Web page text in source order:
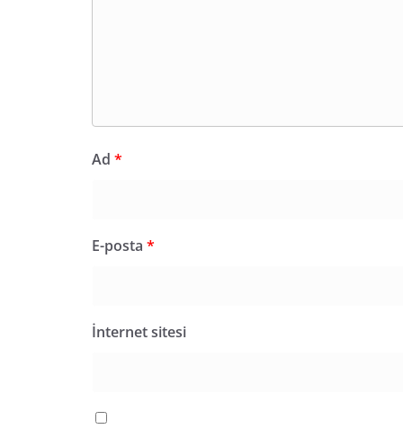
Ad *
E-posta *
İnternet sitesi